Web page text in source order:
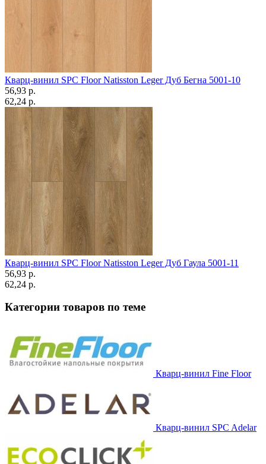
Кварц-винил SPC Floor Natisston Leger Дуб Бегна 5001-10
56,93 p.
62,24 p.
Кварц-винил SPC Floor Natisston Leger Дуб Гаула 5001-11
56,93 p.
62,24 p.
Категории товаров по теме
Кварц-винил Fine Floor
Кварц-винил SPC Adelar